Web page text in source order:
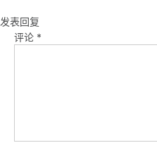
发表回复
评论 *